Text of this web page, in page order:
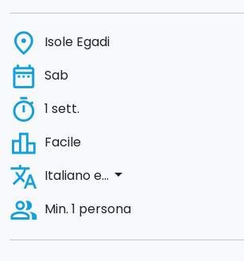
place Isole Egadi
date_range Sab
timer 1 sett.
leaderboard Facile
translate Italiano e... arrow_drop_down
people_alt Min. 1 persona